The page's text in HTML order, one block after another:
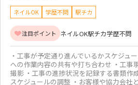
ネイルOK 学歴不問 駅チカ
注目ポイント ネイルOK駅チカ学歴不問
・工事が予定通り進んでいるかスケジュ
への作業内容の共有や打ち合わせ ・工事
撮影 ・工事の進捗状況を記録する書類作
スケジュールの調整 ・お客様や協力会社